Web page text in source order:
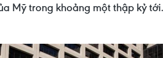
Mỹ trong khoảng một thập kỷ tới.